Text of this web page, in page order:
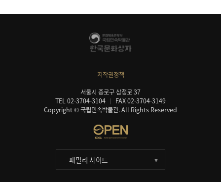
저작권정책
서울시 종로구 삼청로 37
TEL 02-3704-3104
FAX 02-3704-3149
Copyright © 국립민속박물관. All Rights Reserved
패밀리 사이트